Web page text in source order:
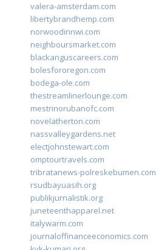
valera-amsterdam.com
libertybrandhemp.com
norwoodinnwi.com
neighboursmarket.com
blackanguscareers.com
bolesfororegon.com
bodega-ole.com
thestreamlinerlounge.com
mestrinorubanofc.com
novelatherton.com
nassvalleygardens.net
electjohnstewart.com
omptourtravels.com
tribratanews-polreskebumen.com
rsudbayuasih.org
publikjurnalistik.org
juneteenthapparel.net
italywarm.com
journaloffinanceeconomics.com